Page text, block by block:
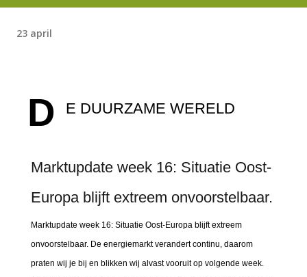
23 april
D E DUURZAME WERELD
Marktupdate week 16: Situatie Oost-
Europa blijft extreem onvoorstelbaar.
Marktupdate week 16: Situatie Oost-Europa blijft extreem
onvoorstelbaar. De energiemarkt verandert continu, daarom
praten wij je bij en blikken wij alvast vooruit op volgende week.